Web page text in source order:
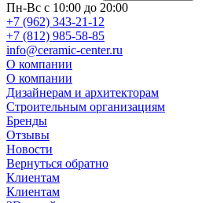
Пн-Вс с 10:00 до 20:00
+7 (962) 343-21-12
+7 (812) 985-58-85
info@ceramic-center.ru
О компании
О компании
Дизайнерам и архитекторам
Строительным организациям
Бренды
Отзывы
Новости
Вернуться обратно
Клиентам
Клиентам